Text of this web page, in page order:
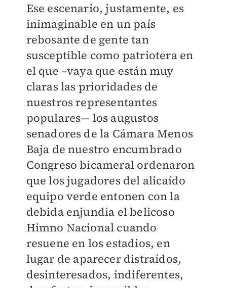
Ese escenario, justamente, es
inimaginable en un país
rebosante de gente tan
susceptible como patriotera en
el que –vaya que están muy
claras las prioridades de
nuestros representantes
populares— los augustos
senadores de la Cámara Menos
Baja de nuestro encumbrado
Congreso bicameral ordenaron
que los jugadores del alicaído
equipo verde entonen con la
debida enjundia el belicoso
Himno Nacional cuando
resuene en los estadios, en
lugar de aparecer distraídos,
desinteresados, indiferentes,